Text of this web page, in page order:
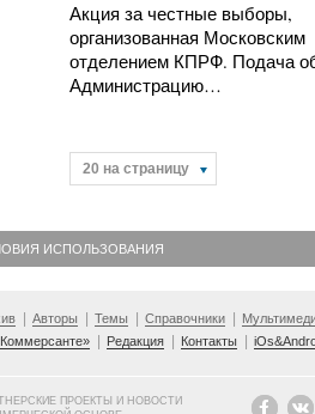
Акция за честные выборы,
организованная Московским
отделением КПРФ. Подача
Администрацию…
20 на страницу
ИСПОЛЬЗОВАНИЯ
Авторы Темы Справочники
Редакция Контакты
ПРОЕКТЫ И НОВОСТИ